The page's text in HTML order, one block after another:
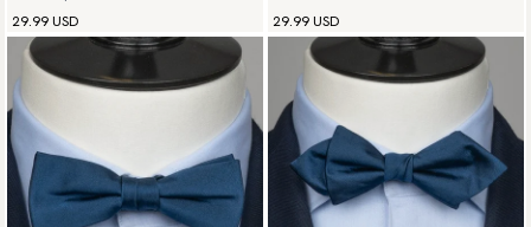
29.99 USD
29.99 USD